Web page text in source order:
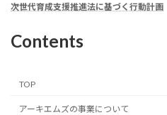
次世代育成支援推進法に基づく行動計画
Contents
TOP
アーキエムズの事業について